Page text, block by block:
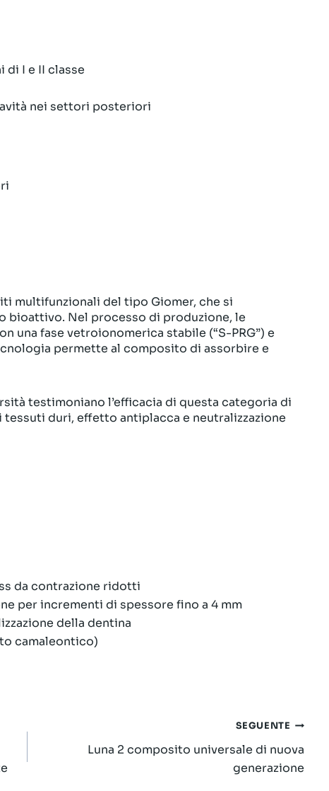
I e II classe
nei settori posteriori
multifunzionali del tipo Giomer, che si
bioattivo. Nel processo di produzione, le
fase vetroionomerica stabile (“S-PRG”) e
permette al composito di assorbire e
testimoniano l’efficacia di questa categoria di
duri, effetto antiplacca e neutralizzazione
da contrazione ridotti
per incrementi di spessore fino a 4 mm
della dentina
camaleontico)
SEGUENTE
Luna 2 composito universale di nuova
generazione